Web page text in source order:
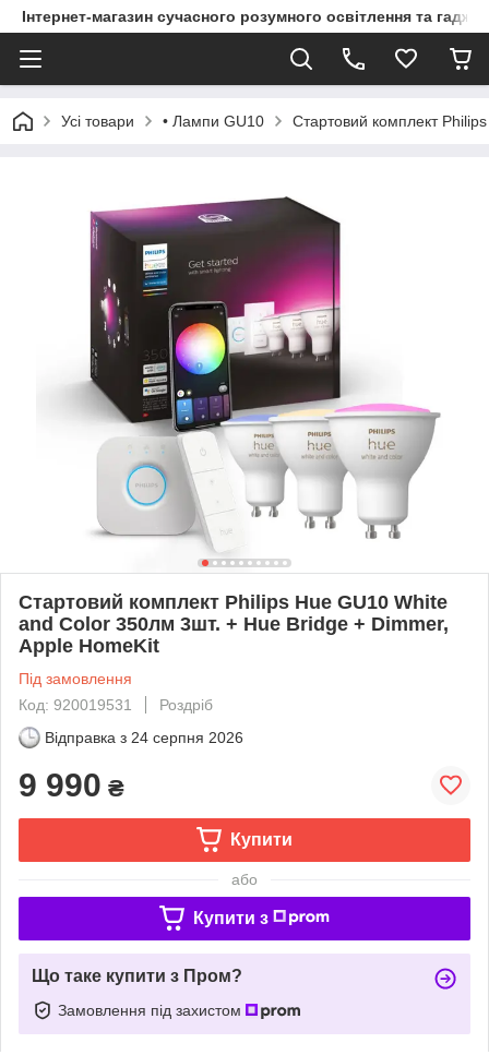
Інтернет-магазин сучасного розумного освітлення та
Усі товари • Лампи GU10 Стартовий комплект
Стартовий комплект Philips Hue GU10 White
and Color 350лм 3шт. + Hue Bridge + Dimmer,
Apple HomeKit
Під замовлення
Код: 920019531
Роздріб
Відправка з 24 серпня 2026
9 990 ₴
Купити
або
Купити з
Що таке купити з Пром?
Замовлення під захистом